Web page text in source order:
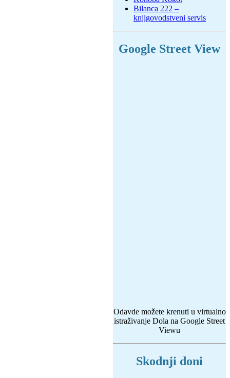
Bilanca 222 –
knjigovodstveni servis
Google Street View
Odavde možete krenuti u virtualno
istraživanje Dola na Google Street
Viewu
Skodnji doni